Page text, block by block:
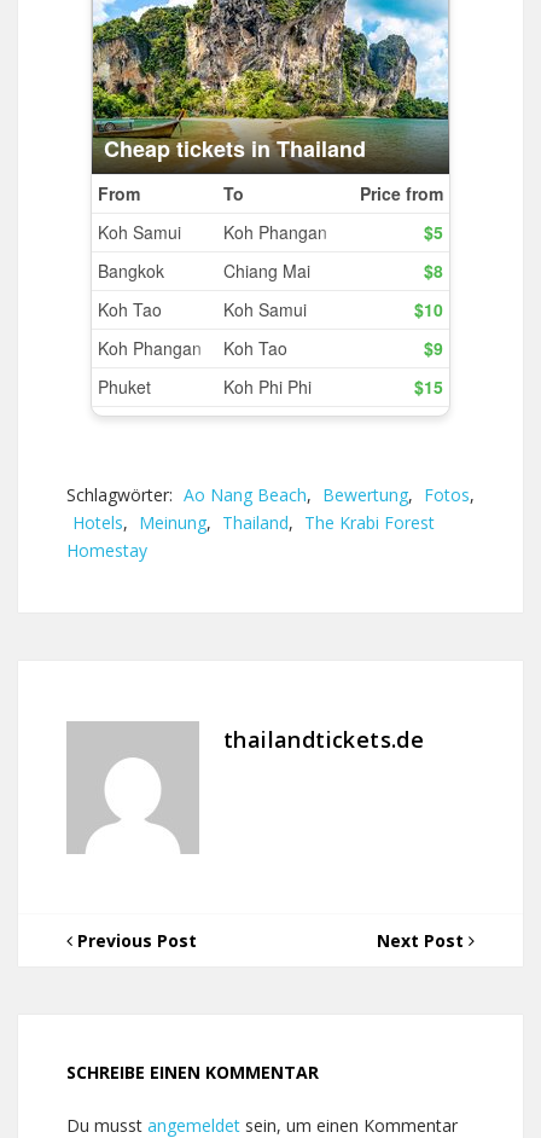
Schlagwörter: Ao Nang Beach, Bewertung, Fotos,
Hotels, Meinung, Thailand, The Krabi Forest
Homestay
thailandtickets.de
Previous Post Next Post
SCHREIBE EINEN KOMMENTAR
Du musst angemeldet sein, um einen Kommentar